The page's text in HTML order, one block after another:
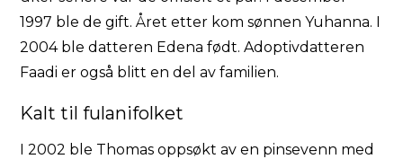
1997 ble de gift. Året etter kom sønnen Yuhanna. I
2004 ble datteren Edena født. Adoptivdatteren
Faadi er også blitt en del av familien.
Kalt til fulanifolket
I 2002 ble Thomas oppsøkt av en pinsevenn med